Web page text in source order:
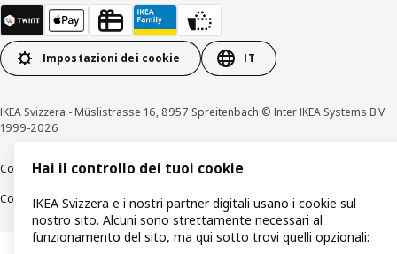
Impostazioni dei cookie IT
IKEA Svizzera - Müslistrasse 16, 8957 Spreitenbach © Inter IKEA Systems B.V
1999-2026
Colofone / Dichiarazione di protezione datiCookies
Condizioni generali
Hai il controllo dei tuoi cookie
IKEA Svizzera e i nostri partner digitali usano i cookie sul
nostro sito. Alcuni sono strettamente necessari al
funzionamento del sito, ma qui sotto trovi quelli opzionali: